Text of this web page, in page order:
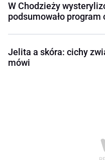
W Chodzieży
podsumowało
Jelita a skóra: cichy
mówi